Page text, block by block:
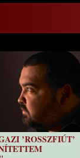
’ROSSZFIÚT’